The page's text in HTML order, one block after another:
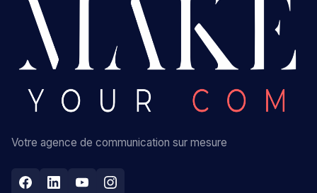
Votre agence de communication sur mesure